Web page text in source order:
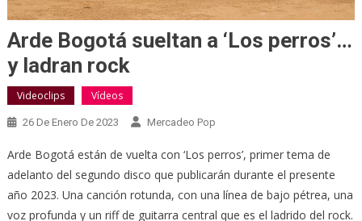
Arde Bogotá sueltan a ‘Los perros’…
y ladran rock
Videoclips Vídeos
26 De Enero De 2023 Mercadeo Pop
Arde Bogotá están de vuelta con ‘Los perros’, primer tema de
adelanto del segundo disco que publicarán durante el presente
año 2023. Una canción rotunda, con una línea de bajo pétrea, una
voz profunda y un riff de guitarra central que es el ladrido del rock.